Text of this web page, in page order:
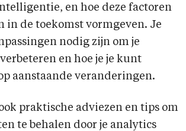
en hoe deze factoren
in de toekomst vormgeven. Je
nodig zijn om je
en hoe je je kunt
aanstaande veranderingen.
praktische adviezen en tips om
te behalen door je analytics